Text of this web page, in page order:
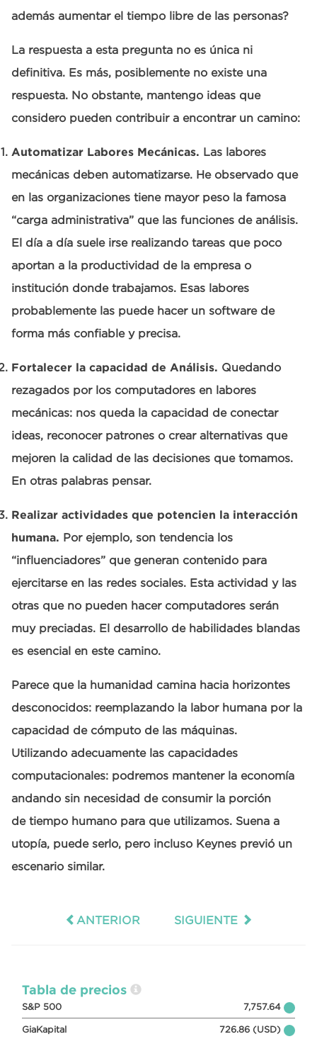
además aumentar el tiempo libre de las personas?
La respuesta a esta pregunta no es única ni
definitiva. Es más, posiblemente no existe una
respuesta. No obstante, mantengo ideas que
considero pueden contribuir a encontrar un camino:
Automatizar Labores Mecánicas. Las labores
mecánicas deben automatizarse. He observado que
en las organizaciones tiene mayor peso la famosa
“carga administrativa” que las funciones de análisis.
El día a día suele irse realizando tareas que poco
aportan a la productividad de la empresa o
institución donde trabajamos. Esas labores
probablemente las puede hacer un software de
forma más confiable y precisa.
Fortalecer la capacidad de Análisis. Quedando
rezagados por los computadores en labores
mecánicas: nos queda la capacidad de conectar
ideas, reconocer patrones o crear alternativas que
mejoren la calidad de las decisiones que tomamos.
En otras palabras pensar.
Realizar actividades que potencien la interacción
humana. Por ejemplo, son tendencia los
“influenciadores” que generan contenido para
ejercitarse en las redes sociales. Esta actividad y las
otras que no pueden hacer computadores serán
muy preciadas. El desarrollo de habilidades blandas
es esencial en este camino.
Parece que la humanidad camina hacia horizontes
desconocidos: reemplazando la labor humana por la
capacidad de cómputo de las máquinas.
Utilizando adecuamente las capacidades
computacionales: podremos mantener la economía
andando sin necesidad de consumir la porción
de tiempo humano para que utilizamos. Suena a
utopía, puede serlo, pero incluso Keynes previó un
escenario similar.
ANTERIOR SIGUIENTE
Tabla de precios
S&P 500 7,757.64
GiaKapital 726.86 (USD)